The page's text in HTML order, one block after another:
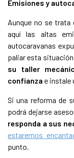
Emisiones y
Aunque no se trata
aquí las altas
autocaravanas
paliar esta
su taller
confianza e instale
Si una reforma de
podrá dejarse
responda a sus
estaremos
punto.